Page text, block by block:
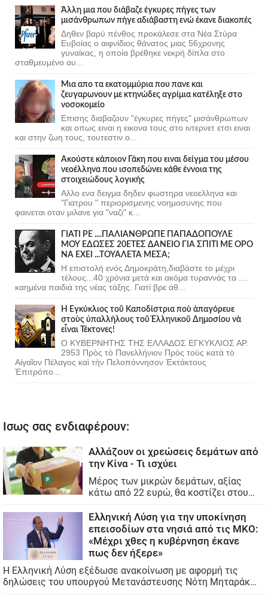
Άλλη μια που διάβαζε έγκυρες πήγες των
μισάνθρωπων πήγε αδιάβαστη ενώ έκανε διακοπές
Δηθεν βαρύ πένθος προκάλεσε στα Νέα Στύρα
Ευβοίας ο αιφνίδιος θάνατος μιας 56χρονης
γυναίκας, η οποία βρέθηκε νεκρή δίπλα στο
σταθμευμένο αυ...
Μια απο τα εκατομμύρια που πανε και
ζευγαρωνουν με κτηνώδες αγρίμια κατέληξε στο
νοσοκομείο
Επισης διαβαζουν "έγκυρες πήγες" μισάνθρωπων
και οπως ειναι η εικονα τους στο ιντερνετ ετσι ειναι
και στην ζωη τους, τουτεστιν ο...
Ακούστε κάποιον Γάκη που ειναι δείγμα του μέσου
νεοέλληνα που ισοπεδώνει κάθε έννοια της
στοιχειώδους λογικής
Αλλο ενα δειγμα δηδεν φωστηρα νεοελληνα και
"Γιατρου " περιορισμενης νοημοσυνης που
φαινεται οταν μιλανε για "ναζι" κ...
ΓΙΑΤΙ ΡΕ ....ΠΑΛΙΑΝΘΡΩΠΕ ΠΑΠΑΔΟΠΟΥΛΕ
ΜΟΥ ΕΔΩΣΕΣ 20ΕΤΕΣ ΔΑΝΕΙΟ ΓΙΑ ΣΠΙΤΙ ΜΕ ΟΡΟ
ΝΑ ΕΧΕΙ ...ΤΟΥΑΛΕΤΑ ΜΕΣΑ;
Η επιστολή ενός Δημοκράτη,διαβάστε το μέχρι
τέλους...40 χρόνια μετά και ακόμα τυραννάς τα ....
καημένα παιδιά της νέας τάξης. Γιατί βρε άθ...
Ἡ Ἐγκύκλιος τοῦ Καποδίστρια ποὺ ἀπαγόρευε
στοὺς ὑπαλλήλους τοῦ Ἑλληνικοῦ Δημοσίου νὰ
εἶναι Τέκτονες!
Ο ΚΥΒΕΡΝΗΤΗΣ ΤΗΣ ΕΛΛΑΔΟΣ ΕΓΚΥΚΛΙΟΣ ΑΡ.
2953 Πρὸς τὸ Πανελλήνιον Πρὸς τοὺς κατὰ τὸ
Αἰγαῖον Πέλαγος καὶ τὴν Πελοπόννησον Ἐκτάκτους
Ἐπιτρόπο...